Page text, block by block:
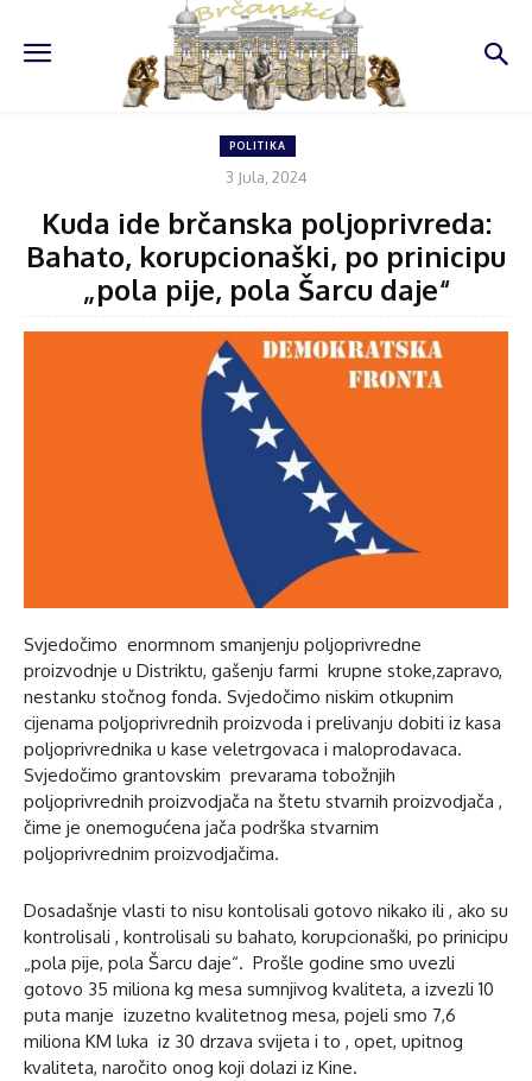
POLITIKA
3 Jula, 2024
Kuda ide brčanska poljoprivreda:
Bahato, korupcionaški, po prinicipu
„pola pije, pola Šarcu daje“
Svjedočimo enormnom smanjenju poljoprivredne
proizvodnje u Distriktu, gašenju farmi krupne stoke,zapravo,
nestanku stočnog fonda. Svjedočimo niskim otkupnim
cijenama poljoprivrednih proizvoda i prelivanju dobiti iz kasa
poljoprivrednika u kase veletrgovaca i maloprodavaca.
Svjedočimo grantovskim prevarama tobožnjih
poljoprivrednih proizvodjača na štetu stvarnih proizvodjača ,
čime je onemogućena jača podrška stvarnim
poljoprivrednim proizvodjačima.
Dosadašnje vlasti to nisu kontolisali gotovo nikako ili , ako su
kontrolisali , kontrolisali su bahato, korupcionaški, po prinicipu
„pola pije, pola Šarcu daje“. Prošle godine smo uvezli
gotovo 35 miliona kg mesa sumnjivog kvaliteta, a izvezli 10
puta manje izuzetno kvalitetnog mesa, pojeli smo 7,6
miliona KM luka iz 30 drzava svijeta i to , opet, upitnog
kvaliteta, naročito onog koji dolazi iz Kine.